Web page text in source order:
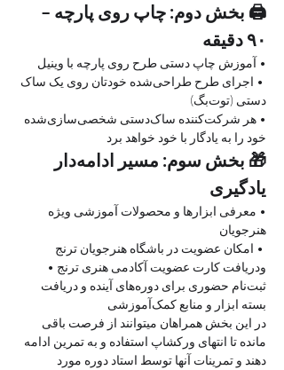
🖨 بخش دوم: چاپ روی پارچه –
۹۰ دقیقه
• آموزش چاپ دستی طرح روی پارچه با وینیل
• اجرای طرح طراحی‌شده خودتان روی یک ساک
دستی (توت‌بگ)
• هر شرکت‌کننده ساک‌دستی شخصی‌سازی‌شده
خود را به یادگار با خود خواهد برد
🎁 بخش سوم: مسیر ادامه‌دار
یادگیری
• معرفی ابزارها و محصولات آموزشی ویژه
هنرجویان
• امکان عضویت در باشگاه هنرجویان ترنج
ودریافت کارت عضویت آکادمی هنری ترنج •
ثبت‌نام حضوری برای دوره‌های آینده و دریافت
بسته ابزار و منابع کمک‌آموزشی
در این بخش همراهان میتوانند از فرصت باقی
مانده تا انتهای ورکشاپ استفاده و به تمرین ادامه
دهند و تمرینات آنها توسط استاد دوره مورد